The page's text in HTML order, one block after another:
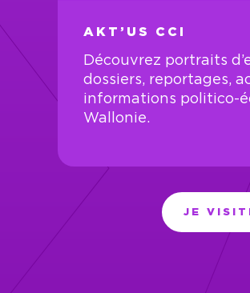
AKT’US CCI
Découvrez portraits
dossiers, reportages,
informations politico-
Wallonie.
JE